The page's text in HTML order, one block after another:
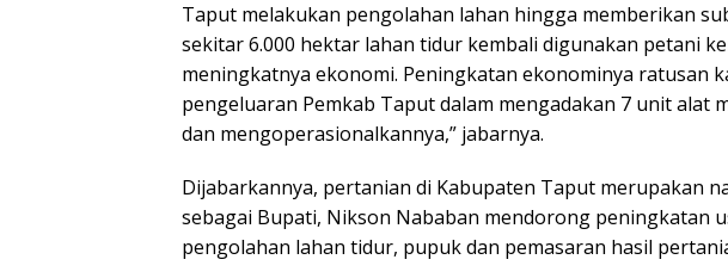
Taput melakukan pengolahan lahan hingga memberikan
sekitar 6.000 hektar lahan tidur kembali digunakan petani
meningkatnya ekonomi. Peningkatan ekonominya ratusan
pengeluaran Pemkab Taput dalam mengadakan 7 unit alat
dan mengoperasionalkannya,” jabarnya.
Dijabarkannya, pertanian di Kabupaten Taput merupakan
sebagai Bupati, Nikson Nababan mendorong peningkatan
pengolahan lahan tidur, pupuk dan pemasaran hasil